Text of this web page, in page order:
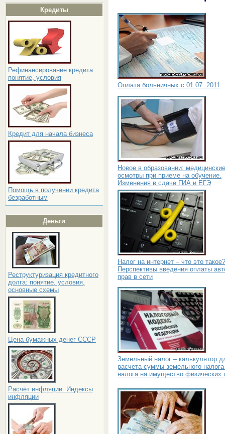
Кредиты
Рефинансирование кредита:
понятие, условия
Кредит для начала бизнеса
Помощь в получении кредита
безработным
Деньги
Реструктуризация кредитного
долга: понятие, условия,
основные схемы
Цена бумажных денег СССР
Расчёт инфляции. Индексы
инфляции
Оплата больничных с 01.07. 2011
Новое в образовании: медицинские
осмотры при приеме на обучение.
Изменения в сдаче ГИА и ЕГЭ
Налог на интернет – что это такое?
Перспективы введения оплаты
прав в сети
Земельный налог – калькулятор
расчета суммы земельного
налога на имущество физических